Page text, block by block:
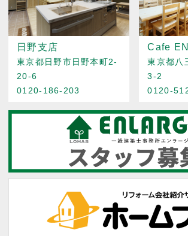
日野支店
東京都日野市日野本町2-
20-6
0120-186-203
Cafe
東京都八
3-2
0120-